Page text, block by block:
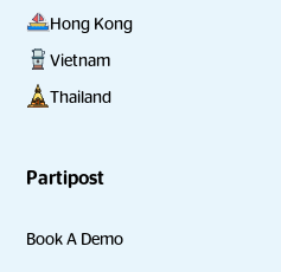
Hong Kong
Vietnam
Thailand
Partipost
Book A Demo